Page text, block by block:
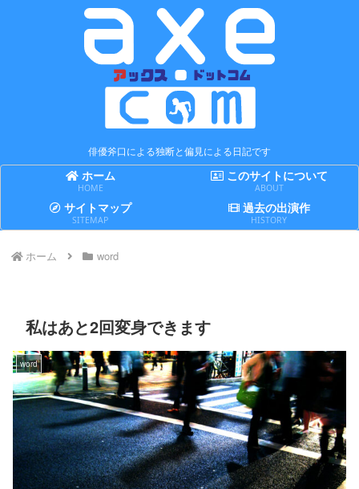
俳優斧口による独断と偏見による日記です
ホーム
HOME
このサイトについて
ABOUT
サイトマップ
SITEMAP
過去の出演作
HISTORY
ホーム word
私はあと2回変身できます
word